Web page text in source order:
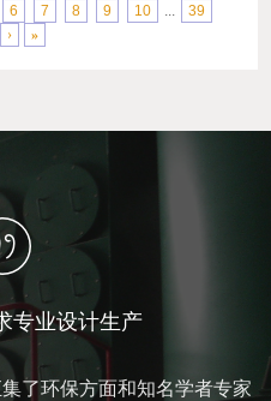
6 7 8 9 10 ...
39
› »
专业设计生产
了环保方面和知名学者专家